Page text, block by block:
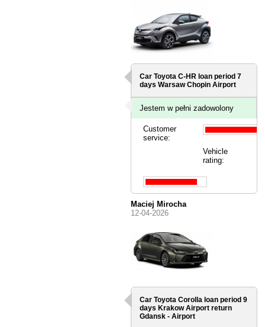
Car Toyota C-HR loan period 7
daysWarsaw Chopin Airport
Jestem w pełni zadowolony
Customer
service:
Vehicle
rating:
Maciej Mirocha
12-04-2026
Car Toyota Corolla loan period 9
daysKrakow Airport return
Gdansk - Airport